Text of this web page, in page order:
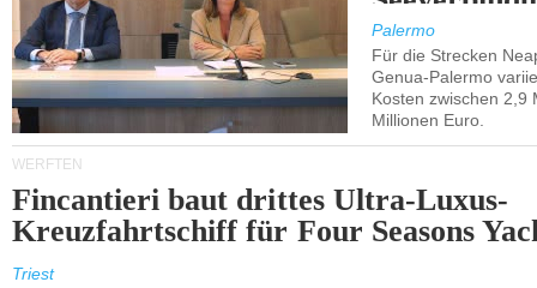
Palermo
Für die Strecken
Genua-Palermo
Kosten zwischen 2,9
Millionen Euro.
WERFTEN
Fincantieri baut drittes Ultra-Luxus-
Kreuzfahrtschiff für Four Seasons
Triest